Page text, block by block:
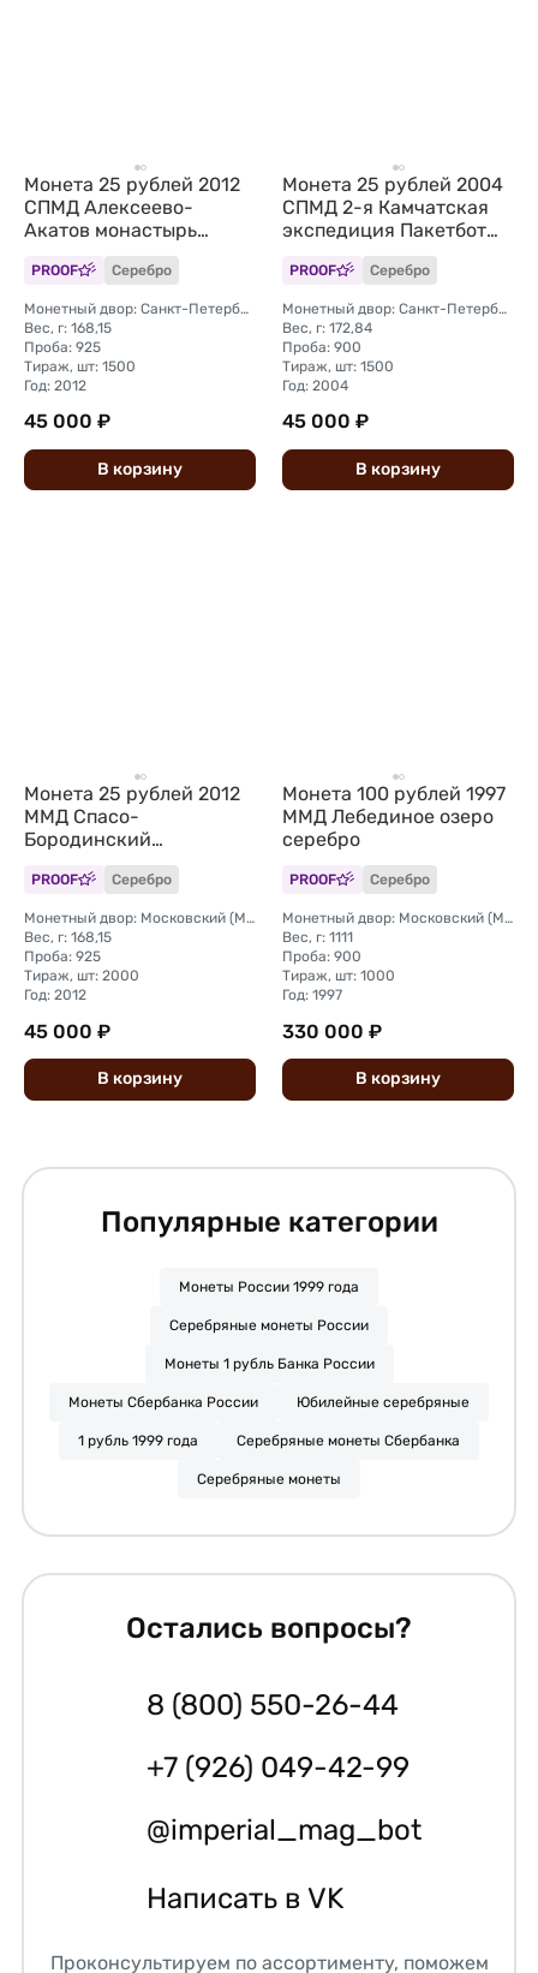
Монета 25 рублей 2012
СПМД Алексеево-
Акатов монастырь
Воронеж
PROOF Серебро
Монетный двор: Санкт-Петербургский (СПМД)
Вес, г: 168,15
Проба: 925
Тираж, шт: 1500
Год: 2012
45 000 ₽
В корзину
Монета 25 рублей 2004
СПМД 2-я Камчатская
экспедиция Пакетбот
Св. Петр, Павел
PROOF Серебро
Монетный двор: Санкт-Петербургский (СПМД)
Вес, г: 172,84
Проба: 900
Тираж, шт: 1500
Год: 2004
45 000 ₽
В корзину
Монета 25 рублей 2012
ММД Спасо-
Бородинский
монастырь
PROOF Серебро
Монетный двор: Московский (ММД)
Вес, г: 168,15
Проба: 925
Тираж, шт: 2000
Год: 2012
45 000 ₽
В корзину
Монета 100 рублей 1997
ММД Лебединое озеро
серебро
PROOF Серебро
Монетный двор: Московский (ММД)
Вес, г: 1111
Проба: 900
Тираж, шт: 1000
Год: 1997
330 000 ₽
В корзину
Популярные категории
Монеты России 1999 года
Серебряные монеты России
Монеты 1 рубль Банка России
Монеты Сбербанка России Юбилейные серебряные
1 рубль 1999 года Серебряные монеты Сбербанка
Серебряные монеты
Остались вопросы?
8 (800) 550-26-44
+7 (926) 049-42-99
@imperial_mag_bot
Написать в VK
Проконсультируем по ассортименту, поможем